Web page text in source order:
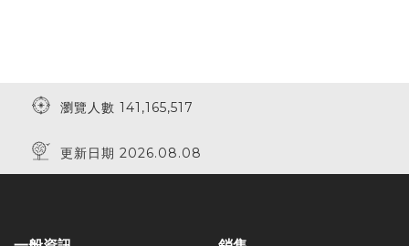
瀏覽人數 141,165,517
更新日期 2026.08.08